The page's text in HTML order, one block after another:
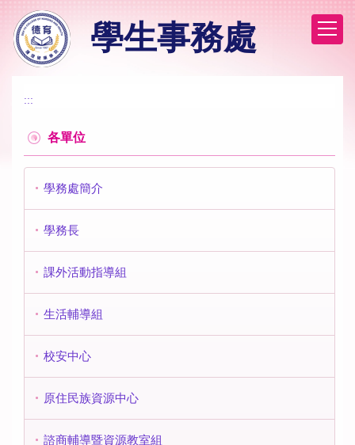
到
主
學生事務處
:::
各單位
學務處簡介
學務長
課外活動指導組
生活輔導組
校安中心
原住民族資源中心
諮商輔導暨資源教室組